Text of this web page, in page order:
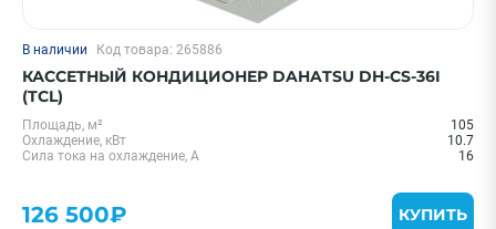
В наличии Код товара: 265886
КАССЕТНЫЙ КОНДИЦИОНЕР DAHATSU DH-CS-36I
(TCL)
Площадь, м²
105
Охлаждение, кВт
10.7
Сила тока на охлаждение, А
16
126 500₽ КУПИТЬ